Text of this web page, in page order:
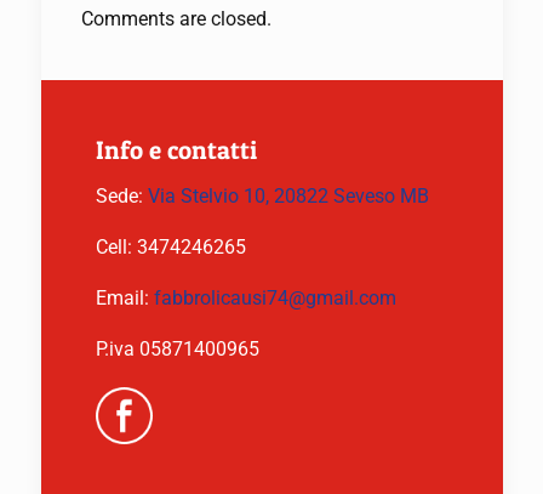
Comments are closed.
Info e contatti
Sede: Via Stelvio 10, 20822 Seveso MB
Cell: 3474246265
Email: fabbrolicausi74@gmail.com
P.iva 05871400965